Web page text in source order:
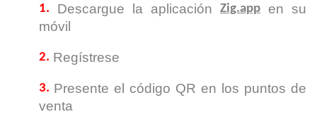
1. Descargue la aplicación Zig.app en su
móvil
2. Regístrese
3. Presente el código QR en los puntos de
venta